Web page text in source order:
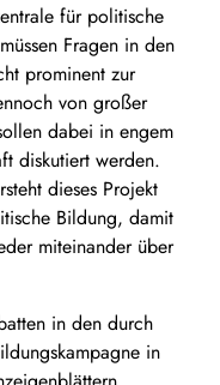
für politische
Fragen in den
prominent zur
von großer
dabei in engem
diskutiert werden.
dieses Projekt
Bildung, damit
miteinander über
in den durch
in